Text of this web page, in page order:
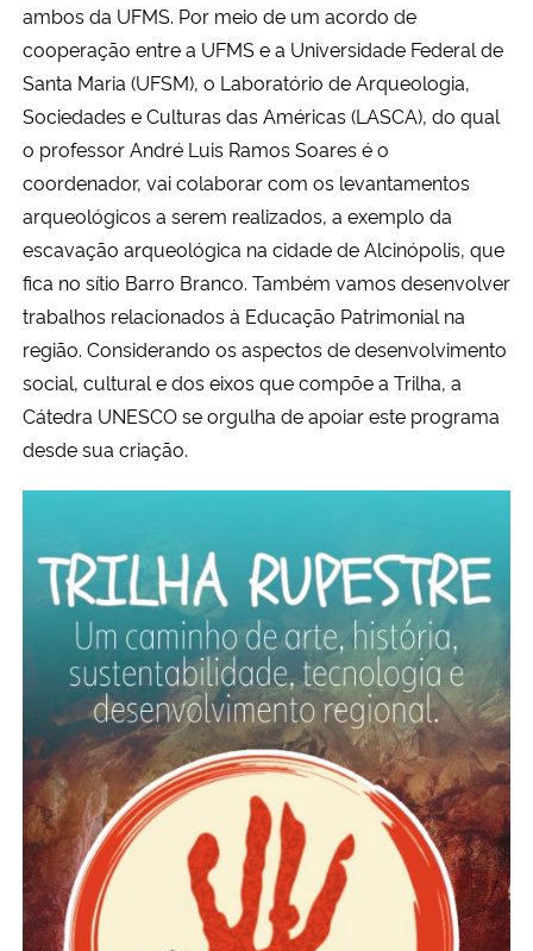
ambos da UFMS. Por meio de um acordo de
cooperação entre a UFMS e a Universidade Federal de
Santa Maria (UFSM), o Laboratório de Arqueologia,
Sociedades e Culturas das Américas (LASCA), do qual
o professor André Luis Ramos Soares é o
coordenador, vai colaborar com os levantamentos
arqueológicos a serem realizados, a exemplo da
escavação arqueológica na cidade de Alcinópolis, que
fica no sítio Barro Branco. Também vamos desenvolver
trabalhos relacionados à Educação Patrimonial na
região. Considerando os aspectos de desenvolvimento
social, cultural e dos eixos que compõe a Trilha, a
Cátedra UNESCO se orgulha de apoiar este programa
desde sua criação.